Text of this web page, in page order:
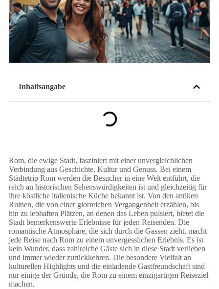
Inhaltsangabe
Rom, die ewige Stadt, fasziniert mit einer unvergleichlichen
Verbindung aus Geschichte, Kultur und Genuss. Bei einem
Städtetrip Rom werden die Besucher in eine Welt entführt, die
reich an historischen Sehenswürdigkeiten ist und gleichzeitig für
ihre köstliche italienische Küche bekannt ist. Von den antiken
Ruinen, die von einer glorreichen Vergangenheit erzählen, bis
hin zu lebhaften Plätzen, an denen das Leben pulsiert, bietet die
Stadt bemerkenswerte Erlebnisse für jeden Reisenden. Die
romantische Atmosphäre, die sich durch die Gassen zieht, macht
jede Reise nach Rom zu einem unvergesslichen Erlebnis. Es ist
kein Wunder, dass zahlreiche Gäste sich in diese Stadt verlieben
und immer wieder zurückkehren. Die besondere Vielfalt an
kulturellen Highlights und die einladende Gastfreundschaft sind
nur einige der Gründe, die Rom zu einem einzigartigen Reiseziel
machen.